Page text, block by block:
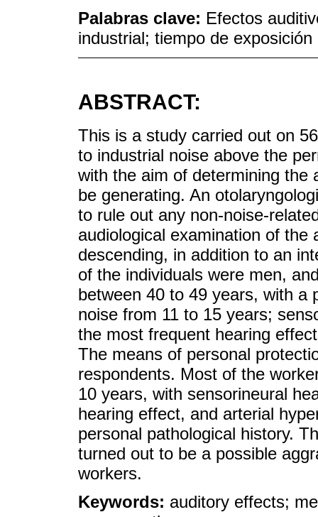
Palabras clave: Efectos
industrial; tiempo de exposición
ABSTRACT:
This is a study carried out on
to industrial noise above the
with the aim of determining the
be generating. An
to rule out any non-noise-
audiological examination of
descending, in addition to an
of the individuals were men,
between 40 to 49 years, with a
noise from 11 to 15 years;
the most frequent hearing
The means of personal
respondents. Most of the
10 years, with sensorineural
hearing effect, and arterial
personal pathological history.
turned out to be a possible
workers.
Keywords: auditory effects;